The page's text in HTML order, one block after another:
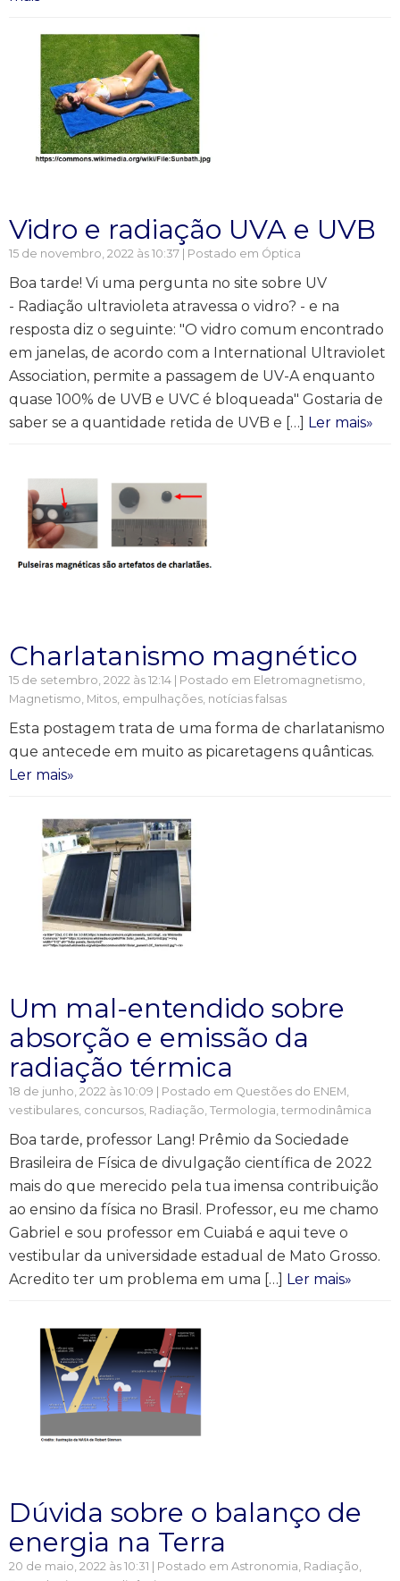
Vidro e radiação UVA e UVB
15 de novembro, 2022 às 10:37 | Postado em Óptica
Boa tarde! Vi uma pergunta no site sobre UV
- Radiação ultravioleta atravessa o vidro? - e na
resposta diz o seguinte: "O vidro comum encontrado
em janelas, de acordo com a International Ultraviolet
Association, permite a passagem de UV-A enquanto
quase 100% de UVB e UVC é bloqueada" Gostaria de
saber se a quantidade retida de UVB e […] Ler mais»
Charlatanismo magnético
15 de setembro, 2022 às 12:14 | Postado em Eletromagnetismo,
Magnetismo, Mitos, empulhações, notícias falsas
Esta postagem trata de uma forma de charlatanismo
que antecede em muito as picaretagens quânticas.
Ler mais»
Um mal-entendido sobre
absorção e emissão da
radiação térmica
18 de junho, 2022 às 10:09 | Postado em Questões do ENEM,
vestibulares, concursos, Radiação, Termologia, termodinâmica
Boa tarde, professor Lang! Prêmio da Sociedade
Brasileira de Física de divulgação científica de 2022
mais do que merecido pela tua imensa contribuição
ao ensino da física no Brasil. Professor, eu me chamo
Gabriel e sou professor em Cuiabá e aqui teve o
vestibular da universidade estadual de Mato Grosso.
Acredito ter um problema em uma […] Ler mais»
Dúvida sobre o balanço de
energia na Terra
20 de maio, 2022 às 10:31 | Postado em Astronomia, Radiação,